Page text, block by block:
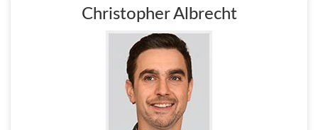
Christopher Albrecht